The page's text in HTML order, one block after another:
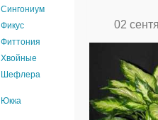
Сингониум
Фикус
Фиттония
Хвойные
Шефлера
Юкка
02